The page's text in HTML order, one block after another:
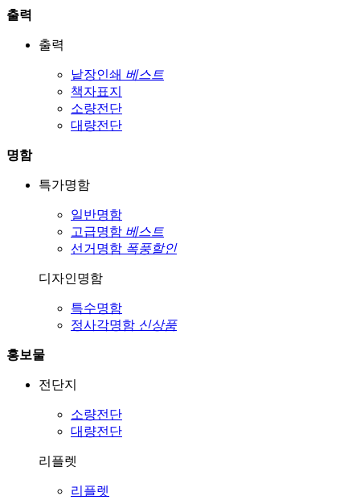
출력
출력
낱장인쇄 베스트
책자표지
소량전단
대량전단
명함
특가명함
일반명함
고급명함 베스트
선거명함 폭풍할인
디자인명함
특수명함
정사각명함 신상품
홍보물
전단지
소량전단
대량전단
리플렛
리플렛